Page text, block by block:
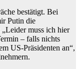
bestätigt. Bei
Putin die
muss ich hier
– falls nichts
US-Präsidenten an“,